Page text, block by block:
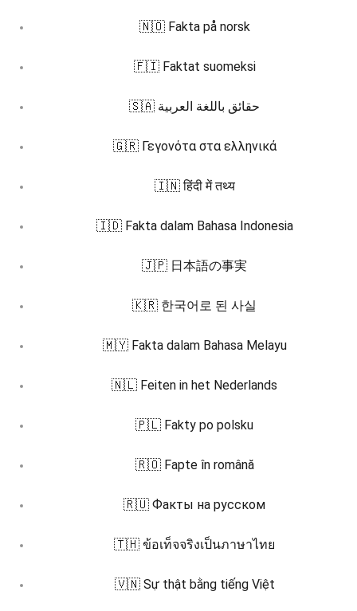
🇳🇴 Fakta på norsk
🇫🇮 Faktat suomeksi
🇸🇦 حقائق باللغة العربية
🇬🇷 Γεγονότα στα ελληνικά
🇮🇳 हिंदी में तथ्य
🇮🇩 Fakta dalam Bahasa Indonesia
🇯🇵 日本語の事実
🇰🇷 한국어로 된 사실
🇲🇾 Fakta dalam Bahasa Melayu
🇳🇱 Feiten in het Nederlands
🇵🇱 Fakty po polsku
🇷🇴 Fapte în română
🇷🇺 Факты на русском
🇹🇭 ข้อเท็จจริงเป็นภาษาไทย
🇻🇳 Sự thật bằng tiếng Việt